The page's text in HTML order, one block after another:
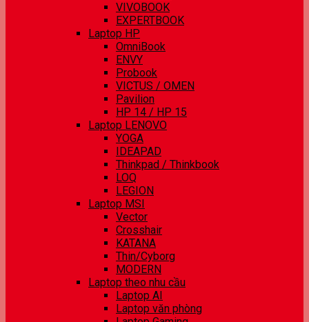
VIVOBOOK
EXPERTBOOK
Laptop HP
OmniBook
ENVY
Probook
VICTUS / OMEN
Pavilion
HP 14 / HP 15
Laptop LENOVO
YOGA
IDEAPAD
Thinkpad / Thinkbook
LOQ
LEGION
Laptop MSI
Vector
Crosshair
KATANA
Thin/Cyborg
MODERN
Laptop theo nhu cầu
Laptop AI
Laptop văn phòng